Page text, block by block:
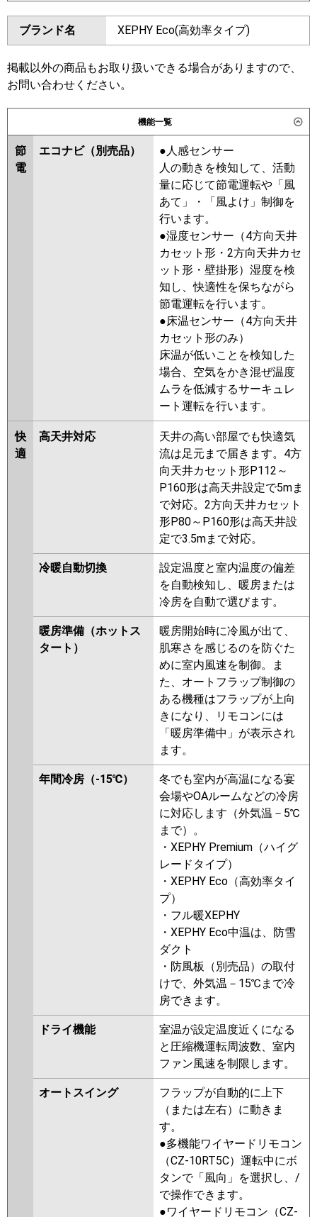
東芝 GUEA056111MUB GUEA056111XU
GUSA056131XU GUSA056131MUB
GUSA05613P1MUB
ERMP56H6
日立 RCI-GP56RSH12
三菱重工 FDTV566H6SA FDTV566H6SA-rak
FDTV566H6SA-airf
FDTV566H6SA-osj
PA-P56U7KNCX PA-P56U7KC PA-
P56U7KNC PA-P56U7HNCX PA-
P56U7HC PA-P56U7HNC
ダイキン SZRC56BYT SZRC56BYNT
SZRUC56BYT SZRC56BJNT
SZRC56BJT SZRJC56BJT
SZRJC56BFT SZRC56BFT
SZRC56BFNT
GUEA05611XU
GUSA05613XU GUSA05613MUB
GUSA05613PXU
GUSA05613PMUB
RUSA05633MUB
RUSA05633MU
RUSA05633XU RUSA05633X
RUSA05633M AUSA05677X
AUSA05677M
PLZ-ERMP56HLE5 PLZ-
ERMP56H5 PLZ-ERMP56HE5
PLZ-ERMP56HLE4
PLZ-
ERMP56H4 PLZ-ERMP56HE4
PLZ-ERMP56HE3 PLZ-
ERMP56H3 PLZ-ERMP56HLE3
PLZ-ERMP56HE2 PLZ-
ERMP56H2 PLZ-ERMP56HLE2
PLZ-ERMP56EZ PLZ-
ERMP56ELEZ PLZ-ERMP56EEZ
PLZ-ERMP56EEY PLZ-ERMP56EY
PLZ-ERMP56ELEY
PLZ-
ERMP56ELEV PLZ-ERMP56EEV
PLZ-ERMP56EV
PLZ-ERMP56ER
PLZ-ERMP56ELER PLZ-
ERMP56EER
日立 RCI-GP56RSH11 RCI-GP56RSH9
RCI-GP56RSH8 RCI-GP56RSH7
RCI-GP56RSH6 RCI-GP56RSH5
RCI-GP56RSH4 RCI-GP56RSH3
RCI-GP56RSH2
FDTV566H6S FDTV566H6S-airf
FDTV566H6S-rak FDTV566H6S-
FDTV565HA5SA-rak
FDTV565HA5SA-airf
FDTV565HA5SA FDTV565HA5SA-
FDTV565H5SA-osj
FDTV565H5SA-rak
FDTV565H5SA-airf
FDTV565H5SA FDTV565H5S-osj
FDTV565H5S-rak FDTV565H5S-
FDTV565H5S
FDTV565H5S-airflex
PA-P56U7KNBX PA-P56U7HNBX
PA-P56U7KB
PA-P56U7K PA-
PA-P56U7HN PA-
P56U7H PA-P56U6KB
P56U6KNB PA-P56U6CB
PA-
P56U6CNB PA-P56U6HNB PA-
P56U6HB PA-P56U6K
P56U6KN PA-P56U6H PA-
P56U6HN
ブランド名 XEPHY Eco(高効率タイプ)
掲載以外の商品もお取り扱いできる場合がありますので、
お問い合わせください。
機能一覧
節
電
エコナビ（別売品）
●人感センサー
人の動きを検知して、活動
量に応じて節電運転や「風
あて」・「風よけ」制御を
行います。
●湿度センサー（4方向天井
カセット形・2方向天井カセ
ット形・壁掛形）湿度を検
知し、快適性を保ちながら
節電運転を行います。
●床温センサー（4方向天井
カセット形のみ）
床温が低いことを検知した
場合、空気をかき混ぜ温度
ムラを低減するサーキュレ
ート運転を行います。
快
適
高天井対応
天井の高い部屋でも快適気
流は足元まで届きます。4方
向天井カセット形P112～
P160形は高天井設定で5mま
で対応。2方向天井カセット
形P80～P160形は高天井設
定で3.5mまで対応。
冷暖自動切換
設定温度と室内温度の偏差
を自動検知し、暖房または
冷房を自動で選びます。
暖房準備（ホットス
タート）
暖房開始時に冷風が出て、
肌寒さを感じるのを防ぐた
めに室内風速を制御。ま
た、オートフラップ制御の
ある機種はフラップが上向
きになり、リモコンには
「暖房準備中」が表示され
ます。
年間冷房（-15℃）
冬でも室内が高温になる宴
会場やOAルームなどの冷房
に対応します（外気温－5℃
まで）。
・XEPHY Premium（ハイグ
レードタイプ）
・XEPHY Eco（高効率タイ
プ）
・フル暖XEPHY
・XEPHY Eco中温は、防雪
ダクト
・防風板（別売品）の取付
けで、外気温－15℃まで冷
房できます。
ドライ機能
室温が設定温度近くになる
と圧縮機運転周波数、室内
ファン風速を制限します。
オートスイング
フラップが自動的に上下
（または左右）に動きま
す。
●多機能ワイヤードリモコン
（CZ-10RT5C）運転中にボ
タンで「風向」を選択し、/
で操作できます。
●ワイヤードリモコン（CZ-